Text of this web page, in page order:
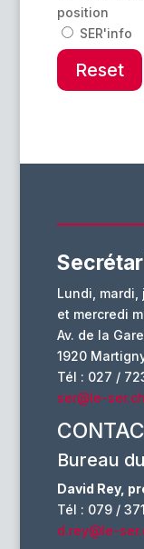
position
SER'info
Reset
Lundi, mardi,
et mercredi
Av. de la
1920
Tél : 027 /
ser@le-ser.ch
Bureau
David Rey,
Tél : 079 /
d.rey@le-